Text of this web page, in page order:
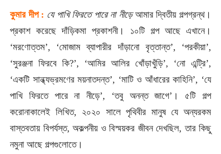
কুমার দীপ : যে পাখি ফিরতে পারে না নীড়েআমার দ্বিতীয় গল্পগ্রন্থ।
প্রকাশ করেছে দাঁড়িকমা প্রকাশনী। ১০টি গল্প আছে এখানে।
‘মরণোত্তম’, ‘মোজাম ব্যাপারীর দাঁড়ানো বৃত্তান্ত’, ‘পরকীয়া’,
‘সুরঞ্জনা ফিরবে কি?’, ‘আমির আলির খোঁড়াখুঁড়ি’, ‘নো এন্ট্রি’,
‘একটি সান্ধ্যভ্রমণের ময়নাতদন্ত’, ‘মাটি ও আঁধারের কাহিনি’, ‘যে
পাখি ফিরতে পারে না নীড়ে’, ‘তবু অনন্ত জাগে’। ৫টি গল্প
করোনাকালেই লিখিত, ২০২০ সালে পৃথিবীর মানুষ যে অন্যরকম
বাস্তবতায় বিপর্যস্ত, অকল্পনীয় ও বিস্ময়কর জীবন দেখছিল, তার কিছু
নমুনা আছে গল্পগুলোতে।